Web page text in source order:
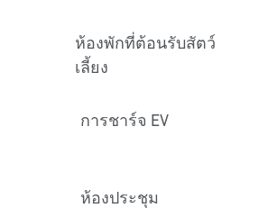
ห้องพักที่ต้อนรับสัตว์
เลี้ยง
การชาร์จ EV
ห้องประชุม